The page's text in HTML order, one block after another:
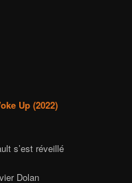
Up (2022)
s’est réveillé
Dolan